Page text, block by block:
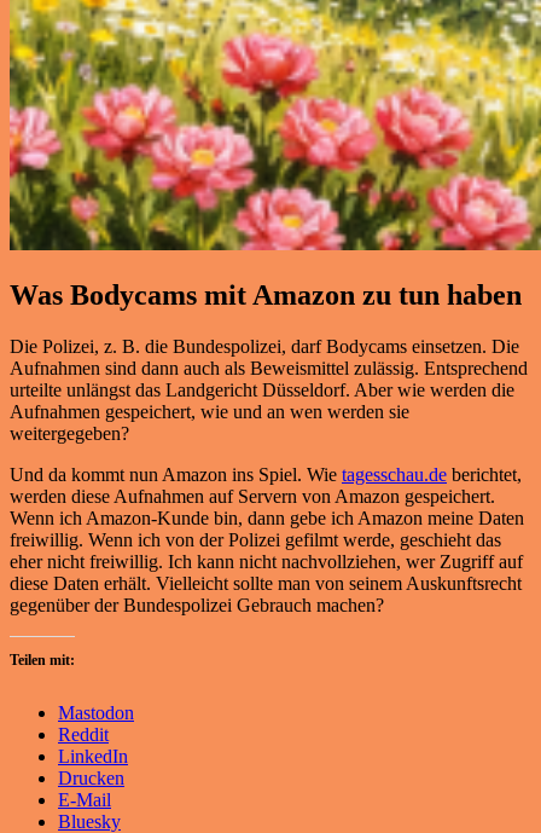
Was Bodycams mit Amazon zu tun haben
Die Polizei, z. B. die Bundespolizei, darf Bodycams einsetzen. Die
Aufnahmen sind dann auch als Beweismittel zulässig. Entsprechend
urteilte unlängst das Landgericht Düsseldorf. Aber wie werden die
Aufnahmen gespeichert, wie und an wen werden sie
weitergegeben?
Und da kommt nun Amazon ins Spiel. Wie tagesschau.de berichtet,
werden diese Aufnahmen auf Servern von Amazon gespeichert.
Wenn ich Amazon-Kunde bin, dann gebe ich Amazon meine Daten
freiwillig. Wenn ich von der Polizei gefilmt werde, geschieht das
eher nicht freiwillig. Ich kann nicht nachvollziehen, wer Zugriff auf
diese Daten erhält. Vielleicht sollte man von seinem Auskunftsrecht
gegenüber der Bundespolizei Gebrauch machen?
Teilen mit:
Mastodon
Reddit
LinkedIn
Drucken
E-Mail
Bluesky